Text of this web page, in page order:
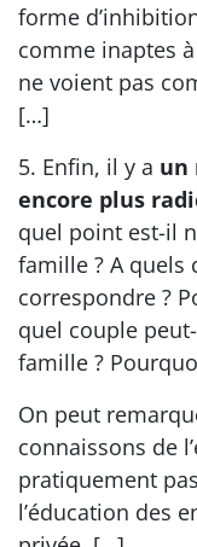
forme
comme inaptes
ne voient pas
[…]
5. Enfin, il y a un
encore plus
quel point est-il
famille ? A
correspondre ?
quel couple
famille ?
On peut
connaissons de
pratiquement
l’éducation des